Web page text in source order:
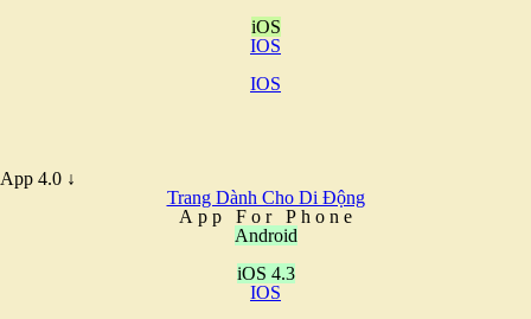
iOS
IOS
IOS
App 4.0 ↓
Trang Dành Cho Di Động
A p p F o r P h o n e
Android
iOS 4.3
IOS